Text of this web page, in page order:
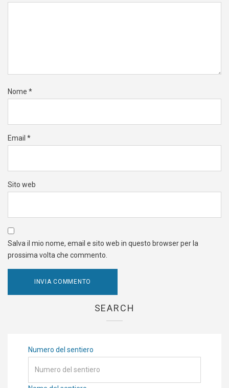
Nome *
Email *
Sito web
Salva il mio nome, email e sito web in questo browser per la
prossima volta che commento.
SEARCH
Numero del sentiero